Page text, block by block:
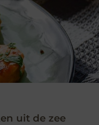
uit de zee